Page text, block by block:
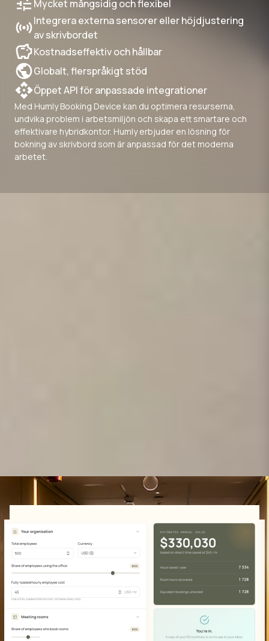
Mycket mångsidig och flexibel
Integrera externa sensorer eller höjdjustering
av skrivbordet
Kostnadseffektiv och hållbar
Globalt, flerspråkigt stöd
Öppet API för anpassade integrationer
Med Humly Booking Device kan du optimera resurserna,
undvika problem i arbetsmiljön och skapa ett smartare och
effektivare hybridkontor. Humly erbjuder en lösning för
bokning av skrivbord som är anpassad för det moderna
arbetet.